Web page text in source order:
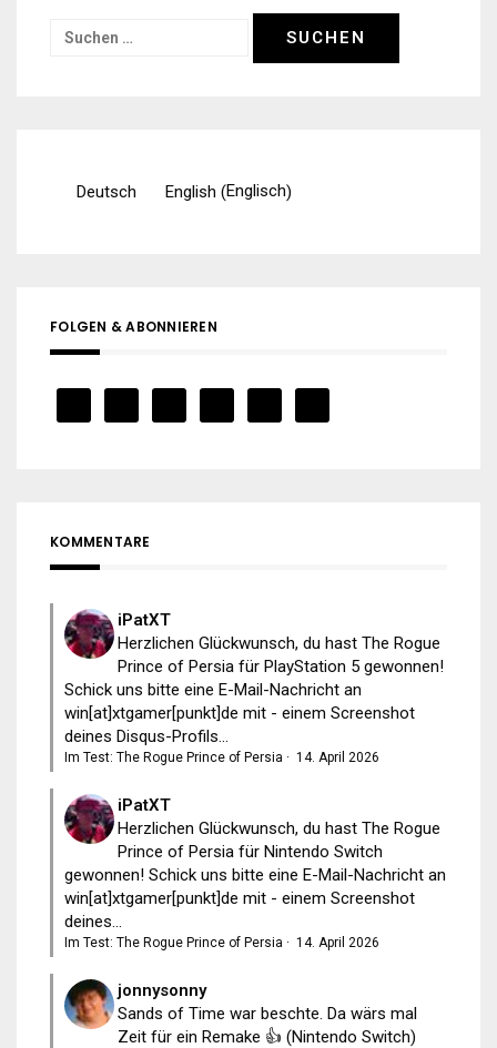
Suchen
Deutsch English (Englisch)
FOLGEN & ABONNIEREN
KOMMENTARE
iPatXT
Herzlichen Glückwunsch, du hast The Rogue
Prince of Persia für PlayStation 5 gewonnen!
Schick uns bitte eine E-Mail-Nachricht an
win[at]xtgamer[punkt]de mit - einem Screenshot
deines Disqus-Profils...
Im Test: The Rogue Prince of Persia · 14. April 2026
iPatXT
Herzlichen Glückwunsch, du hast The Rogue
Prince of Persia für Nintendo Switch
gewonnen! Schick uns bitte eine E-Mail-Nachricht an
win[at]xtgamer[punkt]de mit - einem Screenshot
deines...
Im Test: The Rogue Prince of Persia · 14. April 2026
jonnysonny
Sands of Time war beschte. Da wärs mal
Zeit für ein Remake 👍 (Nintendo Switch)